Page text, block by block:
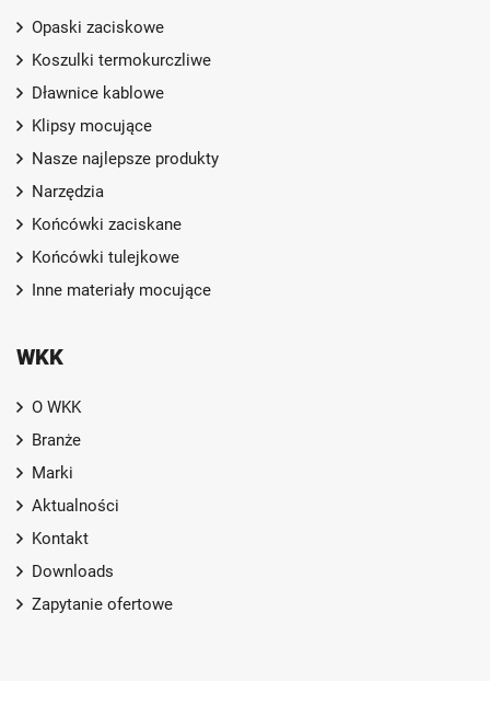
Opaski zaciskowe
Koszulki termokurczliwe
Dławnice kablowe
Klipsy mocujące
Nasze najlepsze produkty
Narzędzia
Końcówki zaciskane
Końcówki tulejkowe
Inne materiały mocujące
WKK
O WKK
Branże
Marki
Aktualności
Kontakt
Downloads
Zapytanie ofertowe